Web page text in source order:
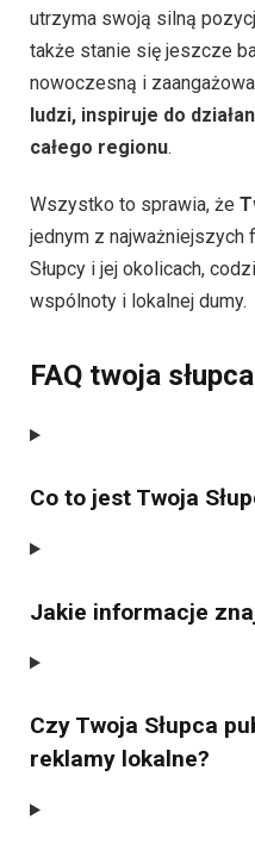
utrzyma swoją silną
także stanie się jeszcze
nowoczesną i
ludzi, inspiruje do
całego regionu.
Wszystko to sprawia, że
jednym z najważniejszych
Słupcy i jej okolicach,
wspólnoty i lokalnej dumy.
FAQ twoja słupca
Co to jest Twoja
Jakie informacje
Czy Twoja Słupca
reklamy lokalne?